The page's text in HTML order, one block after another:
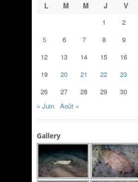
L
M M J V
1 2
5
6 7 8 9
12
13 14 15 16
19
20 21 22 23
26
27 28 29 30
« Juin
Août »
Gallery